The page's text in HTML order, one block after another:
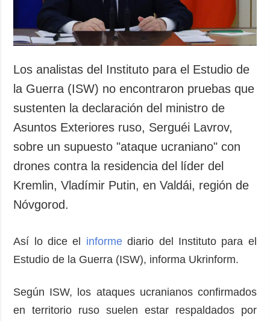
Los analistas del Instituto para el Estudio de
la Guerra (ISW) no encontraron pruebas que
sustenten la declaración del ministro de
Asuntos Exteriores ruso, Serguéi Lavrov,
sobre un supuesto "ataque ucraniano" con
drones contra la residencia del líder del
Kremlin, Vladímir Putin, en Valdái, región de
Nóvgorod.
Así lo dice el informediario del Instituto para el
Estudio de la Guerra (ISW), informa Ukrinform.
Según ISW, los ataques ucranianos confirmados
en territorio ruso suelen estar respaldados por